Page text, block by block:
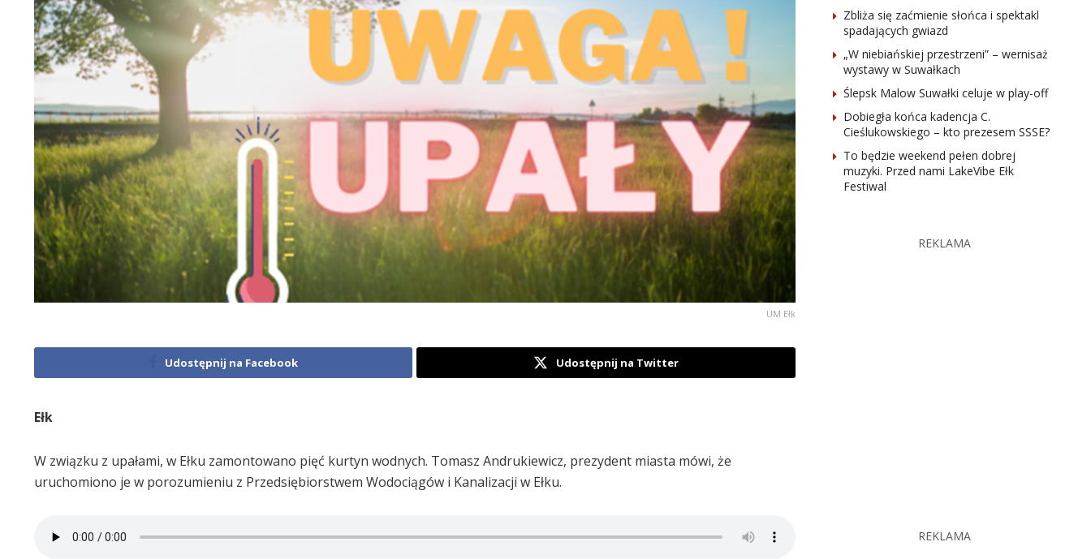
UM Ełk
Udostępnij na Facebook Udostępnij na Twitter
Ełk
W związku z upałami, w Ełku zamontowano pięć kurtyn wodnych. Tomasz Andrukiewicz, prezydent miasta mówi, że
uruchomiono je w porozumieniu z Przedsiębiorstwem Wodociągów i Kanalizacji w Ełku.
Zbliża się zaćmienie słońca i spektakl
spadających gwiazd
„W niebiańskiej przestrzeni” – wernisaż
wystawy w Suwałkach
Ślepsk Malow Suwałki celuje w play-off
Dobiegła końca kadencja C.
Cieślukowskiego – kto prezesem SSSE?
To będzie weekend pełen dobrej
muzyki. Przed nami LakeVibe Ełk
Festiwal
REKLAMA
REKLAMA